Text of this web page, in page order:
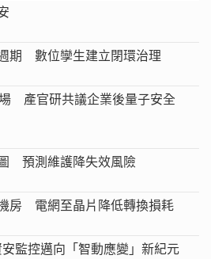
期 數位孿生建立閉環治理
產官研共議企業後量子安全
預測維護降失效風險
房 電網至晶片降低轉換損耗
監控邁向「智動應變」新紀元